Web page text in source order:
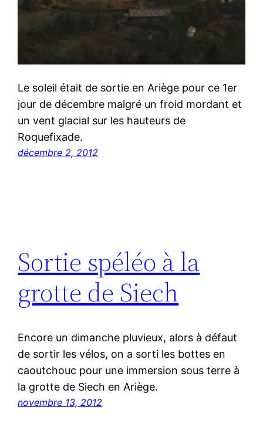
Le soleil était de sortie en Ariège pour ce 1er
jour de décembre malgré un froid mordant et
un vent glacial sur les hauteurs de
Roquefixade.
décembre 2, 2012
Sortie spéléo à la
grotte de Siech
Encore un dimanche pluvieux, alors à défaut
de sortir les vélos, on a sorti les bottes en
caoutchouc pour une immersion sous terre à
la grotte de Siech en Ariège.
novembre 13, 2012